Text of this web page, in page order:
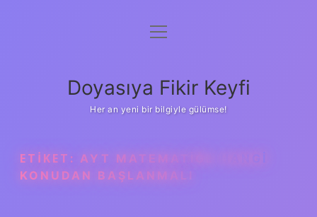
Anasayfa
Yasal Uyarı
menüyü
Doyasıya Fikir Keyfi
Her an yeni bir bilgiyle gülümse!
ETIKET: AYT MATEMATIĞE HANGI
KONUDAN BAŞLANMALI